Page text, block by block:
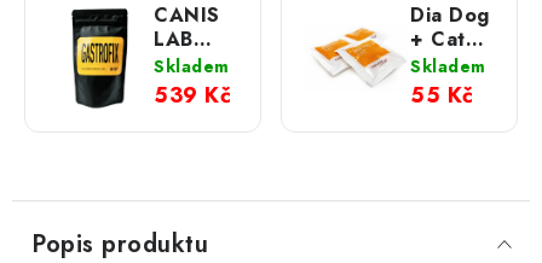
CANIS
LAB
Gastrofix
100 g
Skladem
539 Kč
Dia Dog
+ Cat
1ks
žvýkací
tableta
Skladem
55 Kč
Popis produktu